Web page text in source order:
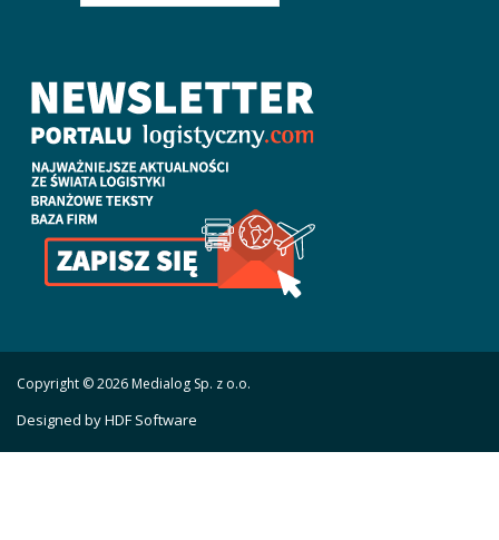
Copyright © 2026 Medialog Sp. z o.o.
Designed by HDF Software